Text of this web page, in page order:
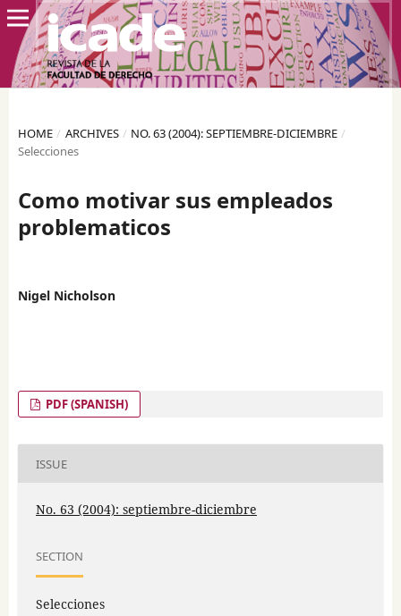
HOME / ARCHIVES / NO. 63 (2004): SEPTIEMBRE-DICIEMBRE /
Selecciones
Como motivar sus empleados
problematicos
Nigel Nicholson
PDF (SPANISH)
ISSUE
No. 63 (2004): septiembre-diciembre
SECTION
Selecciones